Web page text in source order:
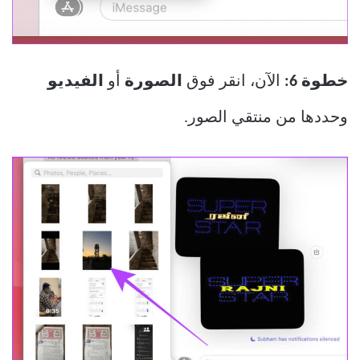
خطوة 6: الآن، انقر فوق الصورة أو الفيديو
وحددها من منتقي الصور.